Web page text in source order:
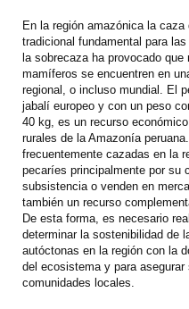
En la región amazónica la
tradicional fundamental para
la sobrecaza ha provocado
mamíferos se encuentren en
regional, o incluso mundial. El
jabalí europeo y con un peso
40 kg, es un recurso
rurales de la Amazonía
frecuentemente cazadas en la
pecaríes principalmente por su
subsistencia o venden en
también un recurso
De esta forma, es necesario
determinar la sostenibilidad de
autóctonas en la región con la
del ecosistema y para
comunidades locales.